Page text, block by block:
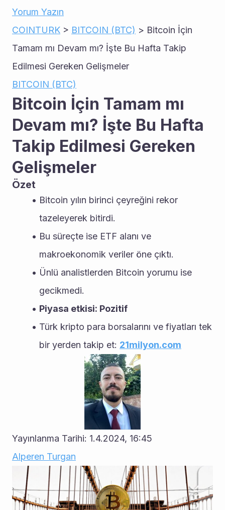
Yorum Yazın
COINTURK > BITCOIN (BTC) > Bitcoin İçin
Tamam mı Devam mı? İşte Bu Hafta Takip
Edilmesi Gereken Gelişmeler
BITCOIN (BTC)
Bitcoin İçin Tamam mı
Devam mı? İşte Bu Hafta
Takip Edilmesi Gereken
Gelişmeler
Özet
Bitcoin yılın birinci çeyreğini rekor
tazeleyerek bitirdi.
Bu süreçte ise ETF alanı ve
makroekonomik veriler öne çıktı.
Ünlü analistlerden Bitcoin yorumu ise
gecikmedi.
Piyasa etkisi: Pozitif
Türk kripto para borsalarını ve fiyatları tek
bir yerden takip et: 21milyon.com
Yayınlanma Tarihi: 1.4.2024, 16:45
Alperen Turgan